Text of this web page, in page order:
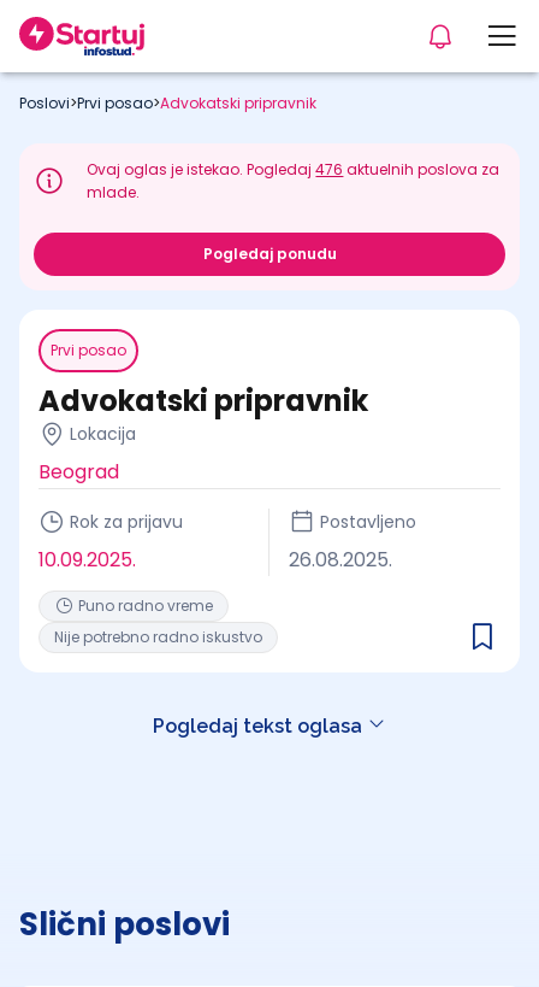
Poslovi>Prvi posao>Advokatski pripravnik
Ovaj oglas je istekao. Pogledaj476 aktuelnih poslova za
mlade.
Pogledaj ponudu
Prvi posao
Advokatski pripravnik
Lokacija
Beograd
Rok za prijavu
10.09.2025.
Postavljeno
26.08.2025.
Puno radno vreme
Nije potrebno radno iskustvo
Pogledaj tekst oglasa
Slični poslovi